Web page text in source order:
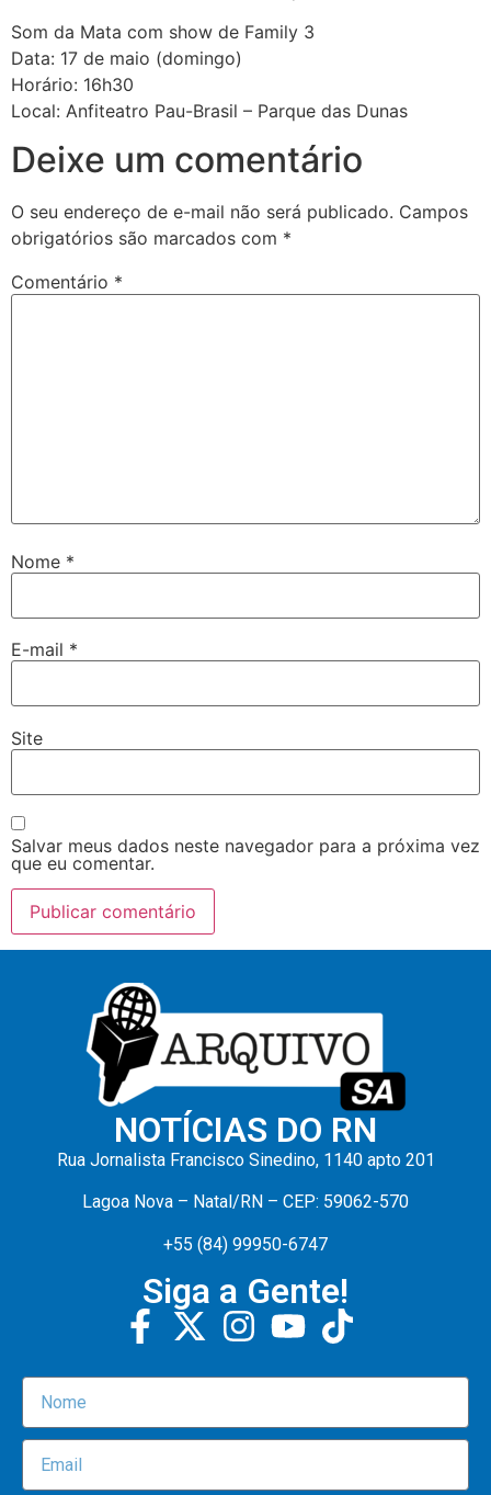
Som da Mata com show de Family 3
Data: 17 de maio (domingo)
Horário: 16h30
Local: Anfiteatro Pau-Brasil – Parque das Dunas
Deixe um comentário
O seu endereço de e-mail não será publicado. Campos
obrigatórios são marcados com *
Comentário *
Nome *
E-mail *
Site
Salvar meus dados neste navegador para a próxima vez
que eu comentar.
NOTÍCIAS DO RN
Rua Jornalista Francisco Sinedino, 1140 apto 201
Lagoa Nova – Natal/RN – CEP: 59062-570
+55 (84) 99950-6747
Siga a Gente!